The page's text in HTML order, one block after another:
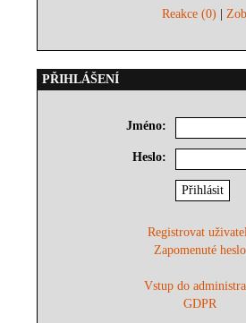
Reakce (0) |
PŘIHLÁŠENÍ
Jméno:
Heslo:
Registrovat
Zapomenuté heslo
Vstup do
GDPR